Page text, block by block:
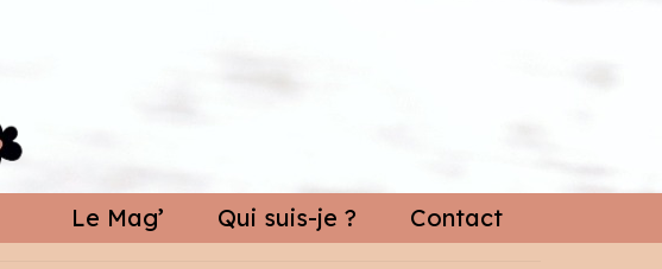
Le Mag’ Qui suis-je ? Contact